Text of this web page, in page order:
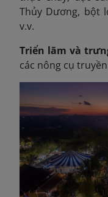
Thủy Dương, bột
v.v.
Triển lãm và
các nông cụ